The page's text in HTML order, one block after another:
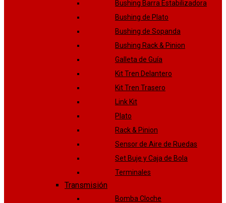
Bushing Barra Estabilizadora
Bushing de Plato
Bushing de Sopanda
Bushing Rack & Pinion
Galleta de Guía
Kit Tren Delantero
Kit Tren Trasero
Link Kit
Plato
Rack & Pinion
Sensor de Aire de Ruedas
Set Buje y Caja de Bola
Terminales
Transmisión
Bomba Cloche